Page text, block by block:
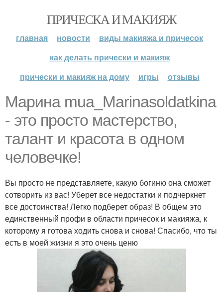
ПРИЧЕСКА И МАКИЯЖ
главная новости
виды макияжа и причесок
как делать прически и макияж
прически и макияж на дому
игры отзывы
Марина mua_Marinasoldatkina
- это просто мастерство,
талант и красота в одном
человечке!
Вы просто не представляете, какую богиню она сможет
сотворить из вас! Уберет все недостатки и подчеркнет
все достоинства! Легко подберет образ! В общем это
единственный профи в области причесок и макияжа, к
которому я готова ходить снова и снова! Спасибо, что ты
есть в моей жизни я это очень ценю